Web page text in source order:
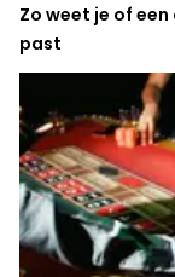
Zo weet je of
past